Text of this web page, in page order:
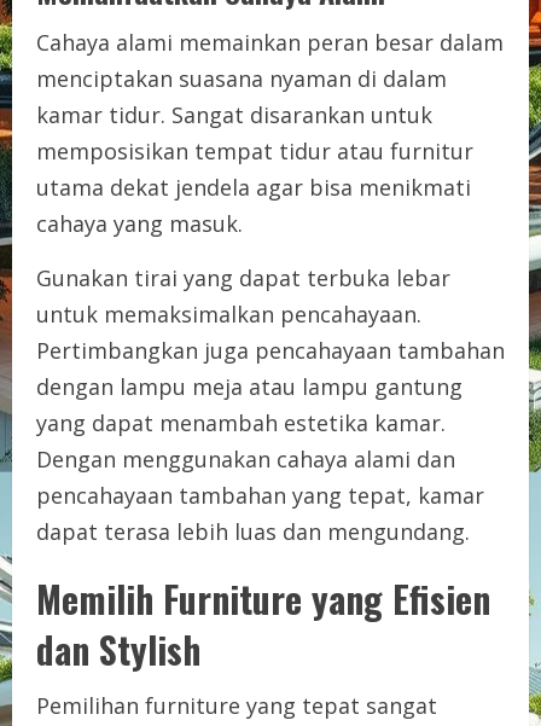
Cahaya alami memainkan peran besar dalam
menciptakan suasana nyaman di dalam
kamar tidur. Sangat disarankan untuk
memposisikan tempat tidur atau furnitur
utama dekat jendela agar bisa menikmati
cahaya yang masuk.
Gunakan tirai yang dapat terbuka lebar
untuk memaksimalkan pencahayaan.
Pertimbangkan juga pencahayaan tambahan
dengan lampu meja atau lampu gantung
yang dapat menambah estetika kamar.
Dengan menggunakan cahaya alami dan
pencahayaan tambahan yang tepat, kamar
dapat terasa lebih luas dan mengundang.
Memilih Furniture yang Efisien
dan Stylish
Pemilihan furniture yang tepat sangat